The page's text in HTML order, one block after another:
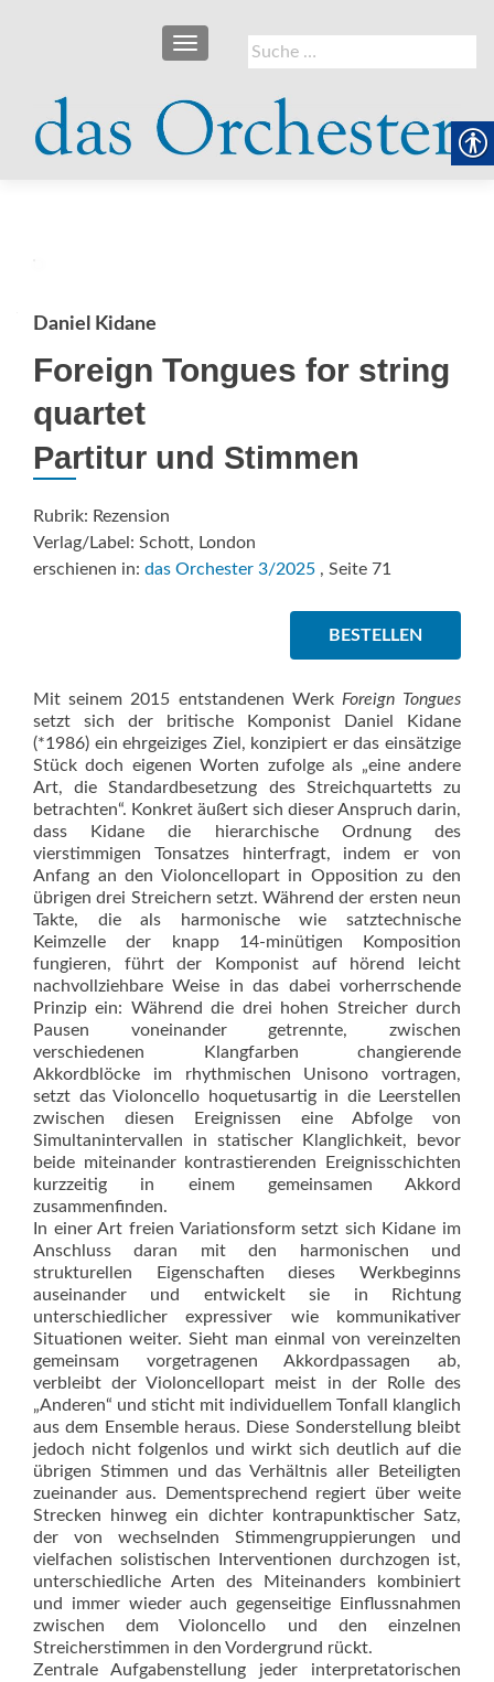
Suche
nach:
SCHALTE NAVIGATION
Daniel Kidane
Foreign Tongues for string
quartet
Partitur und Stimmen
Rubrik: Rezension
Verlag/Label: Schott, London
erschienen in: das Orchester 3/2025 , Seite 71
BESTELLEN
Mit seinem 2015 entstandenen WerkForeign Tongues
setzt sich der britische Komponist Daniel Kidane
(*1986) ein ehrgeiziges Ziel, konzipiert er das einsätzige
Stück doch eigenen Worten zufolge als „eine andere
Art, die Standardbesetzung des Streichquartetts zu
betrachten“. Kon­kret äußert sich dieser Anspruch darin,
dass Kidane die hierarchische Ordnung des
vierstimmigen Tonsatzes hinterfragt, indem er von
Anfang an den Violoncellopart in Opposition zu den
übrigen drei Streichern setzt. Während der ersten neun
Takte, die als harmonische wie satztechnische
Keimzelle der knapp 14-minütigen Komposition
fungieren, führt der Komponist auf hörend leicht
nachvollziehbare Weise in das dabei vorherrschende
Prinzip ein: Während die drei hohen Streicher durch
Pausen voneinander getrennte, zwischen
verschiedenen Klangfarben changierende
Akkordblöcke im rhythmischen Unisono vortragen,
setzt das Violoncello hoquetusartig in die Leerstellen
zwischen diesen Ereignissen eine Abfolge von
Simultanintervallen in statischer Klanglichkeit, bevor
beide miteinander kontrastierenden Ereignisschichten
kurzzeitig in einem gemeinsamen Akkord
zusammenfinden.
In einer Art freien Variationsform setzt sich Kidane im
Anschluss daran mit den harmonischen und
strukturellen Eigenschaften dieses Werkbeginns
auseinander und entwickelt sie in Richtung
unterschiedlicher expressiver wie kommunikativer
Situationen weiter. Sieht man einmal von vereinzelten
gemeinsam vorgetragenen Akkordpassagen ab,
verbleibt der Violoncellopart meist in der Rolle des
„Anderen“ und sticht mit individuellem Tonfall klanglich
aus dem Ensemble heraus. Diese Sonderstellung bleibt
jedoch nicht folgenlos und wirkt sich deutlich auf die
übrigen Stimmen und das Verhältnis aller Beteiligten
zueinander aus. Dementsprechend regiert über weite
Strecken hinweg ein dichter kontrapunktischer Satz,
der von wechselnden Stimmengruppierungen und
vielfachen solistischen Interventionen durchzogen ist,
unterschiedliche Arten des Miteinanders kombiniert
und immer wieder auch gegenseitige Einflussnahmen
zwischen dem Violoncello und den einzelnen
Streicherstimmen in den Vordergrund rückt.
Zentrale Aufgabenstellung jeder interpretatorischen